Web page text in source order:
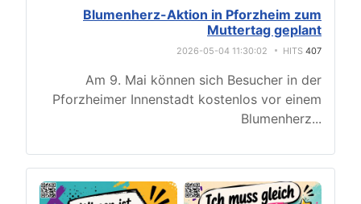
Blumenherz-Aktion in Pforzheim zum
Muttertag geplant
2026-05-04 11:30:02 HITS 407
Am 9. Mai können sich Besucher in der
Pforzheimer Innenstadt kostenlos vor einem
Blumenherz...